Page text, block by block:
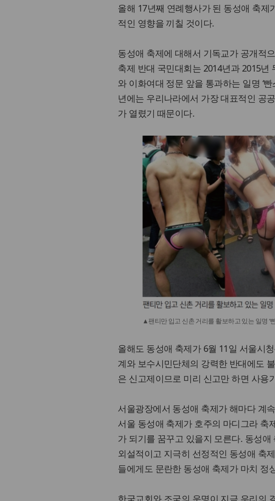
올해 17년째 연례행사가 된 동성애 축
적인 영향을 끼칠 것이다.
동성애 축제에 대해서 기독교가 공개적
축제 반대 국민대회는 2014년과 2015
와 이화여대 정문 앞을 통과하는 일명 ‘
년에는 우리나라에서 가장 대표적인 공
가 열렸기 때문이다.
▲팬티만 입고 신촌 거리를 활보하고 있는 일명 ‘
올해도 동성애 축제가 6월 11일 서울시
계와 보수시민단체의 강력한 반대에도
은 신고제이므로 미리 신고만 하면 사용
서울광장에서 동성애 축제가 해마다 계
서울 동성애 축제가 호주의 마디그라 축
가 되기를 꿈꾸고 있을지 모른다. 동성
외설적이고 지극히 선정적인 동성애 축
들에게도 문란한 동성애 축제가 마치 정
한국교회와 조국의 운명이 지금 우리의